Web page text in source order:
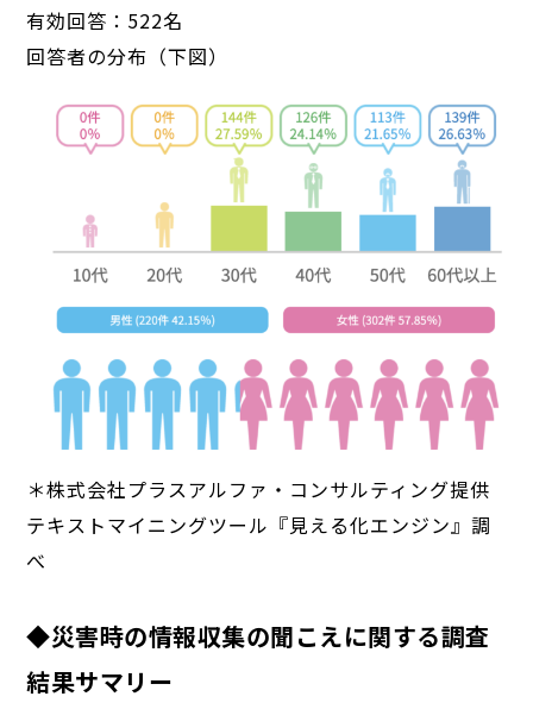
有効回答：522名
回答者の分布（下図）
＊株式会社プラスアルファ・コンサルティング提供
テキストマイニングツール『見える化エンジン』調
べ
◆災害時の情報収集の聞こえに関する調査
結果サマリー